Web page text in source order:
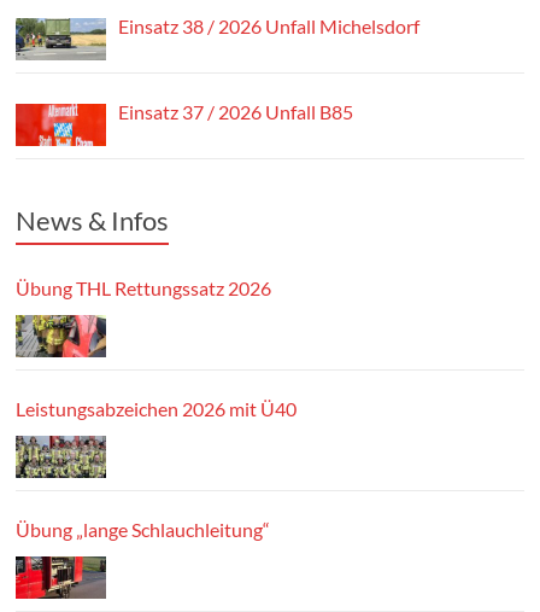
Einsatz 38 / 2026 Unfall Michelsdorf
Einsatz 37 / 2026 Unfall B85
News & Infos
Übung THL Rettungssatz 2026
Leistungsabzeichen 2026 mit Ü40
Übung „lange Schlauchleitung“